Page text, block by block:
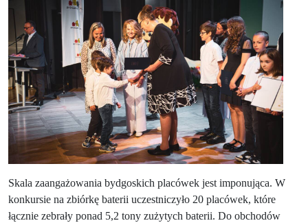
Skala zaangażowania bydgoskich placówek jest imponująca. W
konkursie na zbiórkę baterii uczestniczyło 20 placówek, które
łącznie zebrały ponad 5,2 tony zużytych baterii. Do obchodów